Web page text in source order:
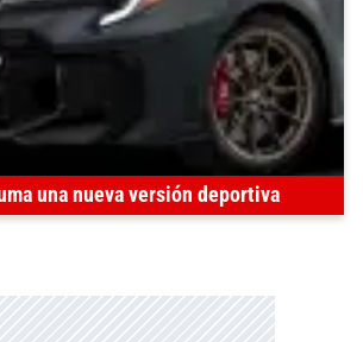
una nueva versión deportiva